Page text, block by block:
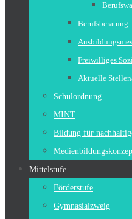
Berufsberatung
Freiwilliges
Aktuelle
Schulordnung
MINT
Bildung für
Mittelstufe
Förderstufe
Gymnasialzweig